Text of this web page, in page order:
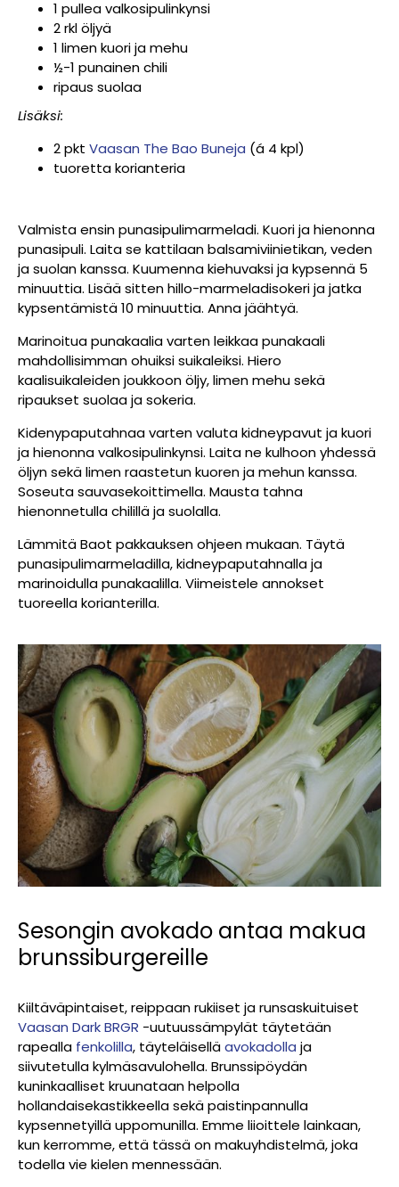
1 pullea valkosipulinkynsi
2 rkl öljyä
1 limen kuori ja mehu
½-1 punainen chili
ripaus suolaa
Lisäksi:
2 pkt Vaasan The Bao Buneja (á 4 kpl)
tuoretta korianteria
Valmista ensin punasipulimarmeladi. Kuori ja hienonna
punasipuli. Laita se kattilaan balsamiviinietikan, veden
ja suolan kanssa. Kuumenna kiehuvaksi ja kypsennä 5
minuuttia. Lisää sitten hillo-marmeladisokeri ja jatka
kypsentämistä 10 minuuttia. Anna jäähtyä.
Marinoitua punakaalia varten leikkaa punakaali
mahdollisimman ohuiksi suikaleiksi. Hiero
kaalisuikaleiden joukkoon öljy, limen mehu sekä
ripaukset suolaa ja sokeria.
Kidenypaputahnaa varten valuta kidneypavut ja kuori
ja hienonna valkosipulinkynsi. Laita ne kulhoon yhdessä
öljyn sekä limen raastetun kuoren ja mehun kanssa.
Soseuta sauvasekoittimella. Mausta tahna
hienonnetulla chilillä ja suolalla.
Lämmitä Baot pakkauksen ohjeen mukaan. Täytä
punasipulimarmeladilla, kidneypaputahnalla ja
marinoidulla punakaalilla. Viimeistele annokset
tuoreella korianterilla.
Sesongin avokado antaa makua
brunssiburgereille
Kiiltäväpintaiset, reippaan rukiiset ja runsaskuituiset
Vaasan Dark BRGR -uutuussämpylät täytetään
rapealla fenkolilla, täyteläiselläavokadolla ja
siivutetulla kylmäsavulohella. Brunssipöydän
kuninkaalliset kruunataan helpolla
hollandaisekastikkeella sekä paistinpannulla
kypsennetyillä uppomunilla. Emme liioittele lainkaan,
kun kerromme, että tässä on makuyhdistelmä, joka
todella vie kielen mennessään.